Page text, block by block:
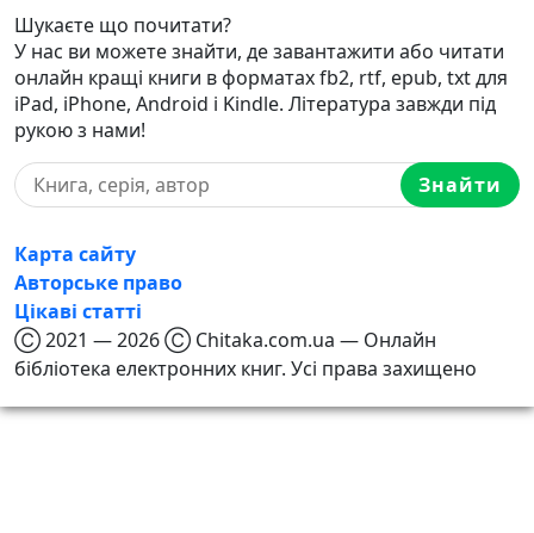
Шукаєте що почитати?
У нас ви можете знайти, де завантажити або читати
онлайн кращі книги в форматах fb2, rtf, epub, txt для
iPad, iPhone, Android і Kindle. Література завжди під
рукою з нами!
Знайти
Карта сайту
Авторське право
Цікаві статті
Ⓒ 2021 — 2026 Ⓒ Chitaka.com.ua — Онлайн
бібліотека електронних книг. Усі права захищено